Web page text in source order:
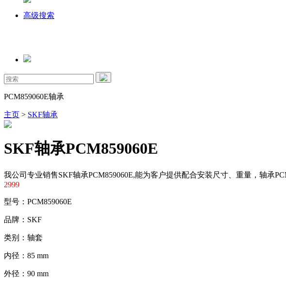
高级搜索
PCM859060E轴承
主页 > SKF轴承
SKF轴承PCM859060E
我公司专业销售SKF轴承PCM859060E,能为客户提供配合安装尺寸、重量，轴承
2999
型号：PCM859060E
品牌：SKF
类别：轴套
内径：85 mm
外径：90 mm